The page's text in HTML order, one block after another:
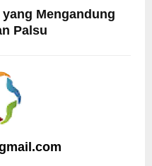
Mengandung
Palsu